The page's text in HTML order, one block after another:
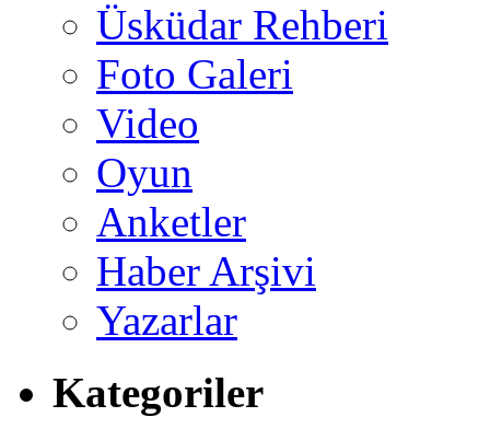
Üsküdar Rehberi
Foto Galeri
Video
Oyun
Anketler
Haber Arşivi
Yazarlar
Kategoriler